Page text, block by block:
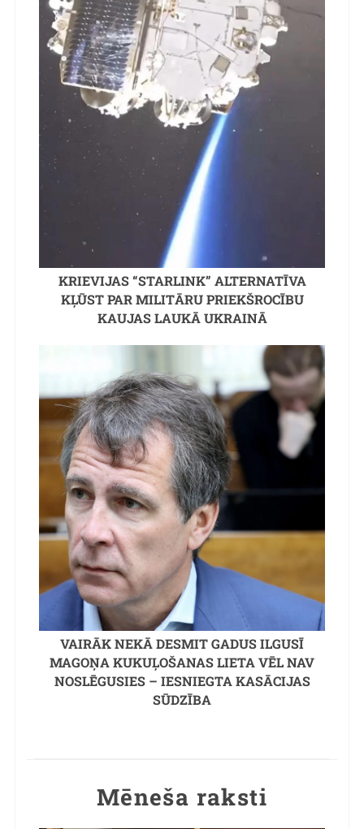
KRIEVIJAS “STARLINK” ALTERNATĪVA
KĻŪST PAR MILITĀRU PRIEKŠROCĪBU
KAUJAS LAUKĀ UKRAINĀ
VAIRĀK NEKĀ DESMIT GADUS ILGUSĪ
MAGOŅA KUKUĻOŠANAS LIETA VĒL NAV
NOSLĒGUSIES – IESNIEGTA KASĀCIJAS
SŪDZĪBA
Mēneša raksti